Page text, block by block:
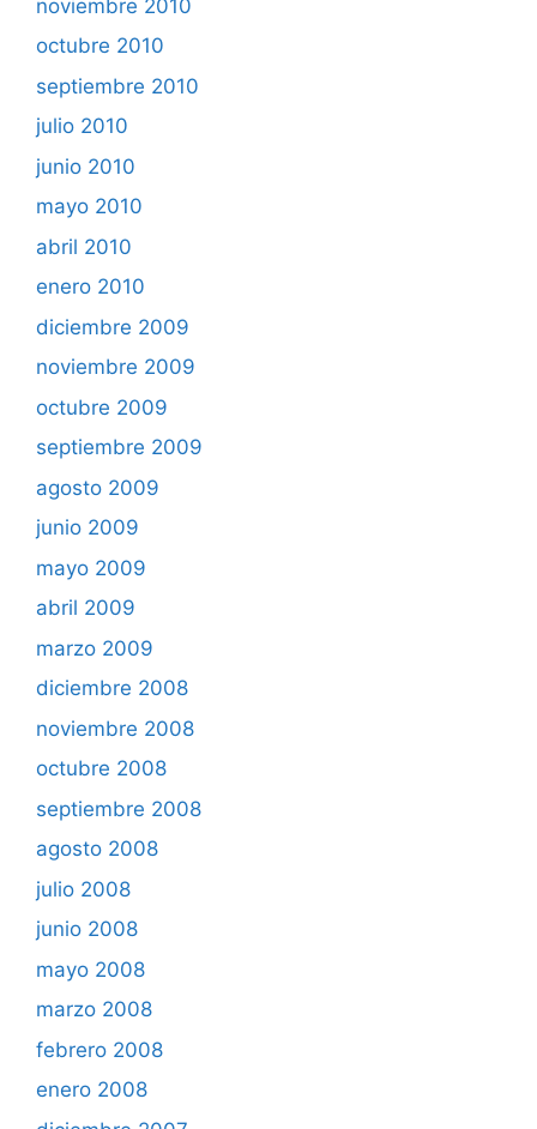
noviembre 2010
octubre 2010
septiembre 2010
julio 2010
junio 2010
mayo 2010
abril 2010
enero 2010
diciembre 2009
noviembre 2009
octubre 2009
septiembre 2009
agosto 2009
junio 2009
mayo 2009
abril 2009
marzo 2009
diciembre 2008
noviembre 2008
octubre 2008
septiembre 2008
agosto 2008
julio 2008
junio 2008
mayo 2008
marzo 2008
febrero 2008
enero 2008